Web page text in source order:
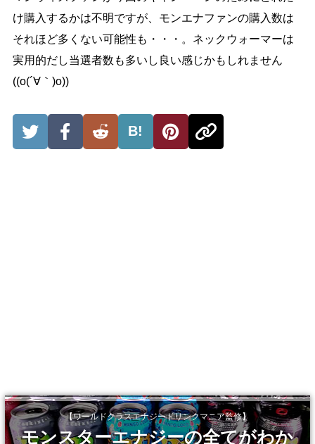
け購入するかは不明ですが、モンエナファンの購入数は
それほど多くない可能性も・・・。ネックウォーマーは
実用的だし当選者数も多いし良い感じかもしれません
((o(´∀｀)o))
B!
【ワールドクラスエナジードリンクマニア監修】
モンスターエナジーの全てがわか